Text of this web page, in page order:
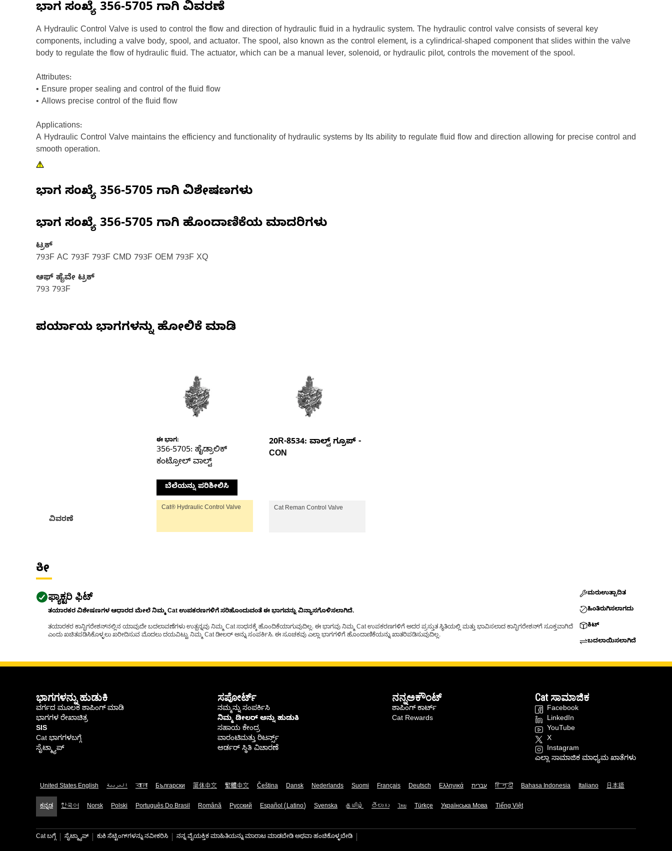
ಭಾಗ ಸಂಖ್ಯೆ 356-5705 ಗಾಗಿ ವಿವರಣೆ
A Hydraulic Control Valve is used to control the flow and direction of hydraulic fluid in a hydraulic system. The hydraulic control valve consists of several key
components, including a valve body, spool, and actuator. The spool, also known as the control element, is a cylindrical-shaped component that slides within the valve
body to regulate the flow of hydraulic fluid. The actuator, which can be a manual lever, solenoid, or hydraulic pilot, controls the movement of the spool.
Attributes:
• Ensure proper sealing and control of the fluid flow
• Allows precise control of the fluid flow
Applications:
A Hydraulic Control Valve maintains the efficiency and functionality of hydraulic systems by Its ability to regulate fluid flow and direction allowing for precise control and
smooth operation.
ಭಾಗ ಸಂಖ್ಯೆ 356-5705 ಗಾಗಿ ವಿಶೇಷಣಗಳು
ಭಾಗ ಸಂಖ್ಯೆ 356-5705 ಗಾಗಿ ಹೊಂದಾಣಿಕೆಯ ಮಾದರಿಗಳು
ಟ್ರಕ್
793F AC 793F 793F CMD 793F OEM 793F XQ
ಆಫ್ ಹೈವೇ ಟ್ರಕ್​
793 793F
ಪರ್ಯಾಯ ಭಾಗಗಳನ್ನು ಹೋಲಿಕೆ ಮಾಡಿ
ವಿವರಣೆ
ಈ ಭಾಗ:
356-5705: ಹೈಡ್ರಾಲಿಕ್
ಕಂಟ್ರೋಲ್ ವಾಲ್ವ್
ಬೆಲೆಯನ್ನು ಪರಿಶೀಲಿಸಿ
Cat® Hydraulic Control Valve
20R-8534: ವಾಲ್ವ್ ಗ್ರೂಪ್ -
CON
Cat Reman Control Valve
ಕೀ
ಫ್ಯಾಕ್ಟರಿ ಫಿಟ್
ತಯಾರಕರ ವಿಶೇಷಣಗಳ ಆಧಾರದ ಮೇಲೆ ನಿಮ್ಮ Cat ಉಪಕರಣಗಳಿಗೆ ಸರಿಹೊಂದುವಂತೆ ಈ ಭಾಗವನ್ನು ವಿನ್ಯಾಸಗೊಳಿಸಲಾಗಿದೆ.
ತಯಾರಕರ ಕಾನ್ಫಿಗರೇಶನ್‌ನಲ್ಲಿನ ಯಾವುದೇ ಬದಲಾವಣೆಗಳು ಉತ್ಪನ್ನವು ನಿಮ್ಮ Cat ಸಾಧನಕ್ಕೆ ಹೊಂದಿಕೆಯಾಗುವುದಿಲ್ಲ. ಈ ಭಾಗವು ನಿಮ್ಮ Cat ಉಪಕರಣಗಳಿಗೆ ಅದರ ಪ್ರಸ್ತುತ ಸ್ಥಿತಿಯಲ್ಲಿ ಮತ್ತು ಭಾವಿಸಲಾದ ಕಾನ್ಫಿಗರೇಶನ್‌ಗೆ ಸೂಕ್ತವಾಗಿದೆ
ಎಂದು ಖಚಿತಪಡಿಸಿಕೊಳ್ಳಲು ಖರೀದಿಸುವ ಮೊದಲು ದಯವಿಟ್ಟು ನಿಮ್ಮ Cat ಡೀಲರ್ ಅನ್ನು ಸಂಪರ್ಕಿಸಿ. ಈ ಸೂಚಕವು ಎಲ್ಲಾ ಭಾಗಗಳಿಗೆ ಹೊಂದಾಣಿಕೆಯನ್ನು ಖಾತರಿಪಡಿಸುವುದಿಲ್ಲ.
ಮರುಉತ್ಪಾದಿತ
ಹಿಂತಿರುಗಿಸಲಾಗದು
ಕಿಟ್
ಬದಲಾಯಿಸಲಾಗಿದೆ
ಭಾಗಗಳನ್ನು ಹುಡುಕಿ
ವರ್ಗದ ಮೂಲಕ ಶಾಪಿಂಗ್ ಮಾಡಿ
ಭಾಗಗಳ ರೇಖಾಚಿತ್ರ
SIS
Cat ಭಾಗಗಳಬಗ್ಗೆ
ಸೈಟ್ಮ್ಯಾಪ್
ಸಪೋರ್ಟ್
ನಮ್ಮನ್ನು ಸಂಪರ್ಕಿಸಿ
ನಿಮ್ಮ ಡೀಲರ್ ಅನ್ನು ಹುಡುಕಿ
ಸಹಾಯ ಕೇಂದ್ರ
ವಾರಂಟಿಮತ್ತು ರಿಟರ್ನ್ಸ್
ಆರ್ಡರ್ ಸ್ಥಿತಿ ವಿಚಾರಣೆ
ನನ್ನಅಕೌಂಟ್
ಶಾಪಿಂಗ್ ಕಾರ್ಟ್
Cat Rewards
Cat ಸಾಮಾಜಿಕ
Facebook
LinkedIn
YouTube
X
Instagram
ಎಲ್ಲಾ ಸಾಮಾಜಿಕ ಮಾಧ್ಯಮ ಖಾತೆಗಳು
United States English العربية বাংলা Български 简体中文 繁體中文 Čeština Dansk Nederlands Suomi Français Deutsch Ελληνικά עברית हिन्दी Bahasa Indonesia Italiano 日本語
ಕನ್ನಡ 한국어 Norsk Polski Português Do Brasil Română Русский Español (Latino) Svenska தமிழ் తెలుగు ไทย Türkçe Українська Мова Tiếng Việt
Cat ಬಗ್ಗೆ ಸೈಟ್ಮ್ಯಾಪ್ ಕುಕಿ ಸೆಟ್ಟಿಂಗ್‌ಗಳನ್ನು ನವೀಕರಿಸಿ ನನ್ನ ವೈಯಕ್ತಿಕ ಮಾಹಿತಿಯನ್ನು ಮಾರಾಟ ಮಾಡಬೇಡಿ ಅಥವಾ ಹಂಚಿಕೊಳ್ಳಬೇಡಿ